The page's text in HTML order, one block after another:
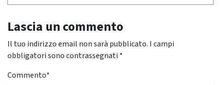
Lascia un commento
Il tuo indirizzo email non sarà pubblicato. I campi
obbligatori sono contrassegnati *
Commento*